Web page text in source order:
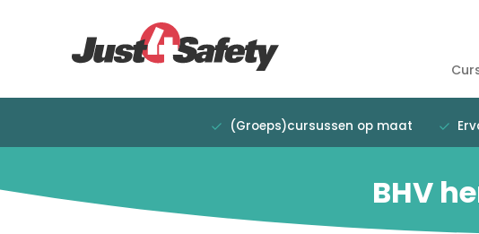
hoofdnavigatie
(Groeps)cursussen op maat
BHV